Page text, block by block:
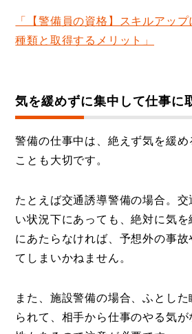
「【警備員の資格】スキルアッ
種類と取得するメリット」
気を緩めずに集中して仕事に
警備の仕事中は、絶えず気を緩
ことも大切です。
たとえば交通誘導警備の場合。
い状況下にあっても、絶対に気
にあたらなければ、予想外の事
てしまいかねません。
また、施設警備の場合、ふとし
られて、相手から仕事のやる気